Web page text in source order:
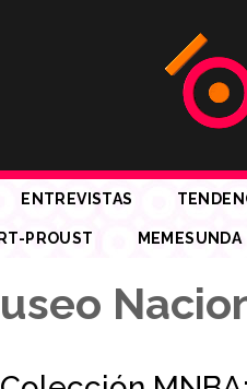
ENTREVISTAS
PROUST MEMESUNDA